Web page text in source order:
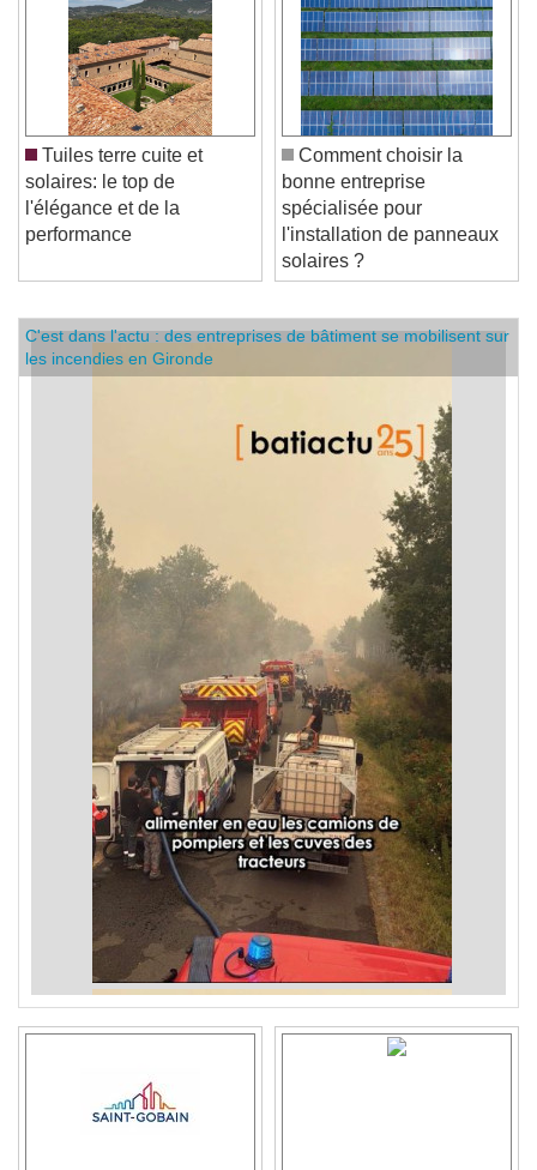
Tuiles terre cuite et
solaires: le top de
l'élégance et de la
Comment choisir la
bonne entreprise
spécialisée pour
l'installation de panneaux
solaires ?
C'est dans l'actu : des entreprises de bâtiment se mobilisent sur
les incendies en Gironde